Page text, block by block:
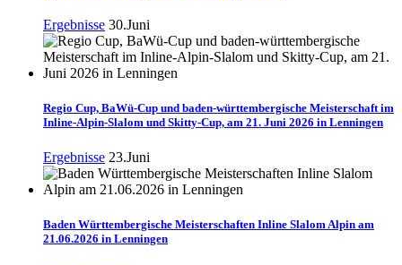
Ergebnisse 30.Juni
Regio Cup, BaWü-Cup und baden-württembergische Meisterschaft im
Inline-Alpin-Slalom und Skitty-Cup, am 21. Juni 2026 in Lenningen
Ergebnisse 23.Juni
Baden Württembergische Meisterschaften Inline Slalom Alpin am
21.06.2026 in Lenningen